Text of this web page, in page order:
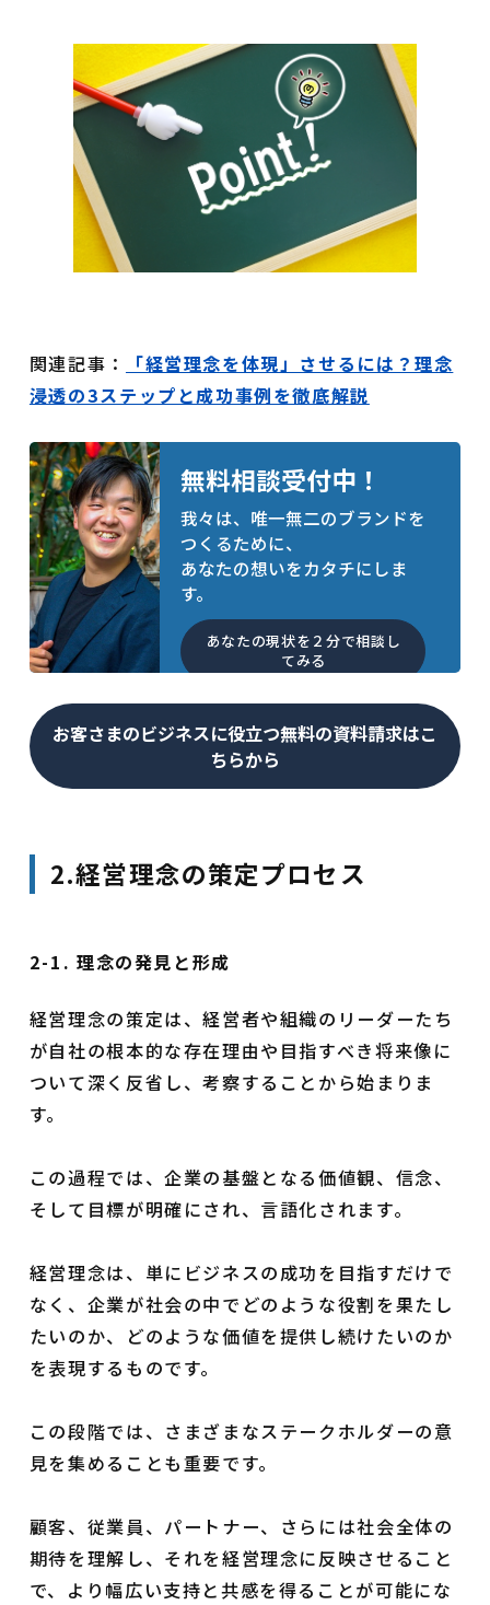
関連記事：
「経営理念を体現」させるには？理念
浸透の3ステップと成功事例を徹底解説
無料相談受付中！
我々は、唯一無二のブランドを
つくるために、
あなたの想いをカタチにしま
す。
あなたの現状を２分で相談し
てみる
お客さまのビジネスに役立つ無料の資料請求はこ
ちらから
2.経営理念の策定プロセス
2-1. 理念の発見と形成
経営理念の策定は、経営者や組織のリーダーたち
が自社の根本的な存在理由や目指すべき将来像に
ついて深く反省し、考察することから始まりま
す。
この過程では、企業の基盤となる価値観、信念、
そして目標が明確にされ、言語化されます。
経営理念は、単にビジネスの成功を目指すだけで
なく、企業が社会の中でどのような役割を果たし
たいのか、どのような価値を提供し続けたいのか
を表現するものです。
この段階では、さまざまなステークホルダーの意
見を集めることも重要です。
顧客、従業員、パートナー、さらには社会全体の
期待を理解し、それを経営理念に反映させること
で、より幅広い支持と共感を得ることが可能にな